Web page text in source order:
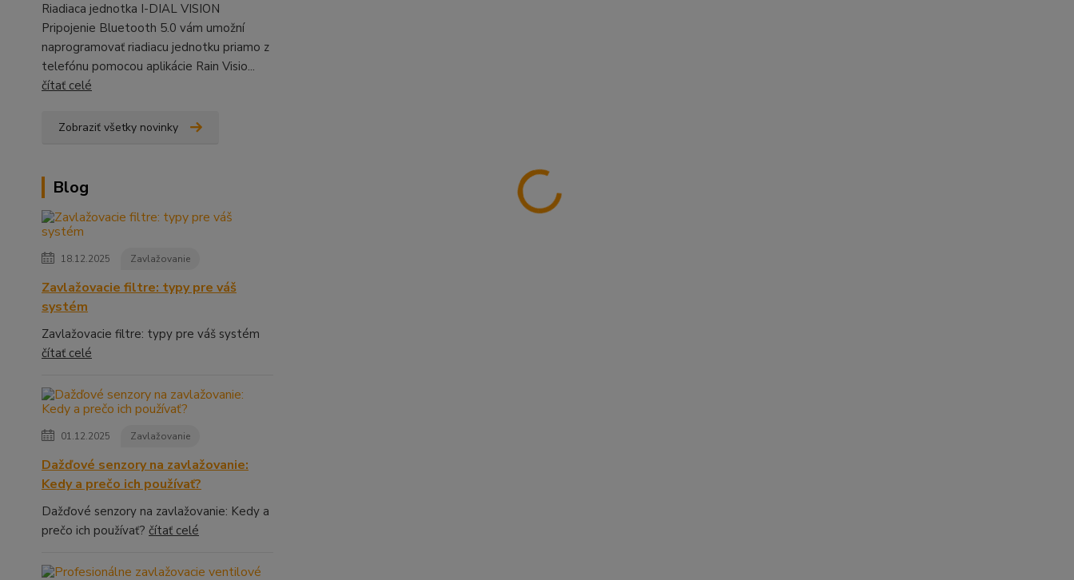
Riadiaca jednotka I-DIAL VISION
Pripojenie Bluetooth 5.0 vám umožní
naprogramovať riadiacu jednotku priamo z
telefónu pomocou aplikácie Rain Visio...
čítať celé
Zobraziť všetky novinky
Blog
18.12.2025 Zavlažovanie
Zavlažovacie filtre: typy pre váš
systém
Zavlažovacie filtre: typy pre váš systém
čítať celé
01.12.2025 Zavlažovanie
Dažďové senzory na zavlažovanie:
Kedy a prečo ich používať?
Dažďové senzory na zavlažovanie: Kedy a
prečo ich používať? čítať celé